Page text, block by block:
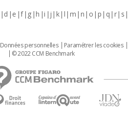
d e f g h i j k l m n o p q r s
Données personnelles Paramétrer les cookies
© 2022 CCM Benchmark